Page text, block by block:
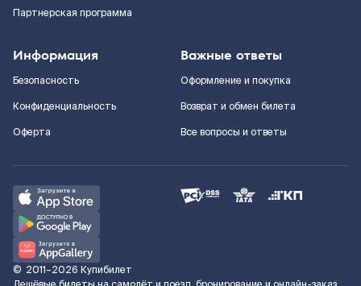
Партнерская программа
Информация
Безопасность
Конфиденциальность
Оферта
Важные ответы
Оформление и покупка
Возврат и обмен билета
Все вопросы и ответы
© 2011–2026 Купибилет